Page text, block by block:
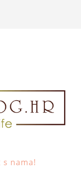
nama!